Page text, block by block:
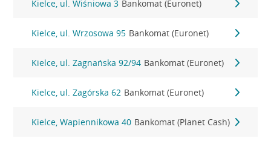
Kielce, ul. Wiśniowa 3 Bankomat (Euronet)
Kielce, ul. Wrzosowa 95 Bankomat (Euronet)
Kielce, ul. Zagnańska 92/94 Bankomat (Euronet)
Kielce, ul. Zagórska 62 Bankomat (Euronet)
Kielce, Wapiennikowa 40 Bankomat (Planet Cash)